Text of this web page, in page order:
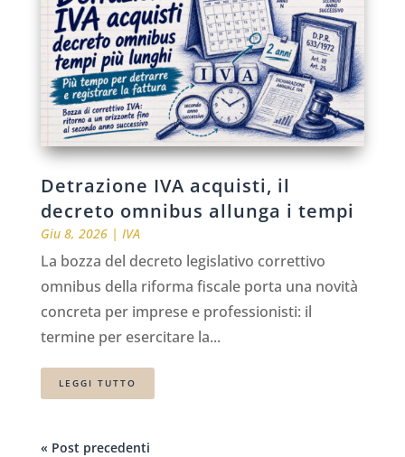
Detrazione IVA acquisti, il
decreto omnibus allunga i tempi
Giu 8, 2026| IVA
La bozza del decreto legislativo correttivo
omnibus della riforma fiscale porta una novità
concreta per imprese e professionisti: il
termine per esercitare la...
LEGGI TUTTO
« Post precedenti